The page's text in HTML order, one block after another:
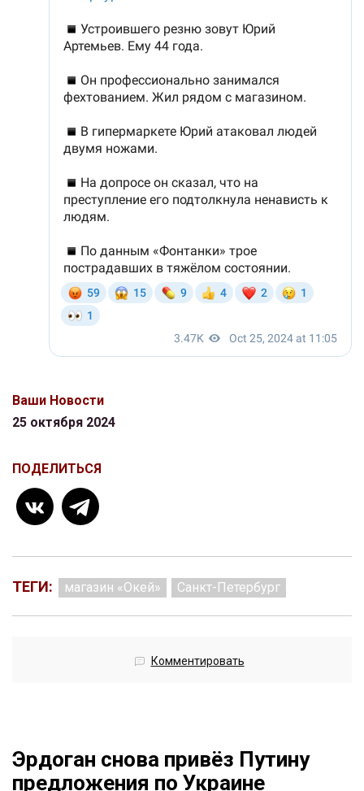
Ваши Новости
25 октября 2024
ПОДЕЛИТЬСЯ
ТЕГИ: магазин «Окей» Санкт-Петербург
Комментировать
Эрдоган снова привёз Путину
предложения по Украине